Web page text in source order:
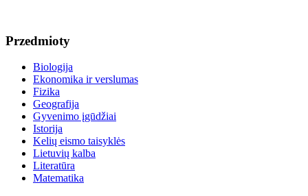
Przedmioty
Biologija
Ekonomika ir verslumas
Fizika
Geografija
Gyvenimo įgūdžiai
Istorija
Kelių eismo taisyklės
Lietuvių kalba
Literatūra
Matematika